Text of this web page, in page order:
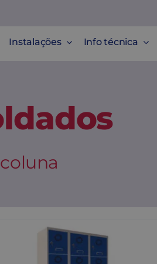
Instalações Info técnica